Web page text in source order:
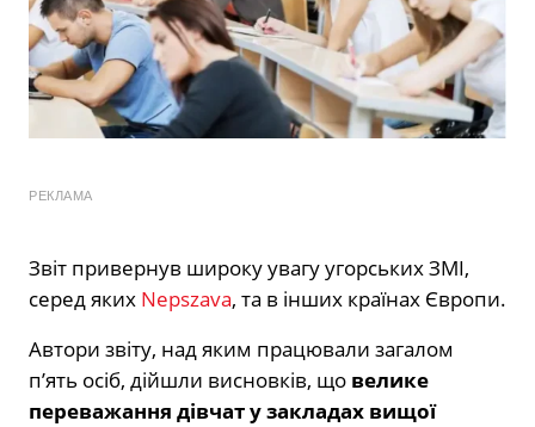
РЕКЛАМА
Звіт привернув широку увагу угорських ЗМІ,
серед яких Nepszava, та в інших країнах Європи.
Автори звіту, над яким працювали загалом
п’ять осіб, дійшли висновків, що велике
переважання дівчат у закладах вищої